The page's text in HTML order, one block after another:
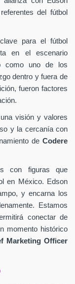
del fútbol
para el fútbol
en el escenario
como uno de los
dentro y fuera de
fueron factores
visión y valores
y la cercanía con
de Codere
con figuras que
en México. Edson
y encarna los
Estamos
conectar de
momento histórico
Marketing Officer